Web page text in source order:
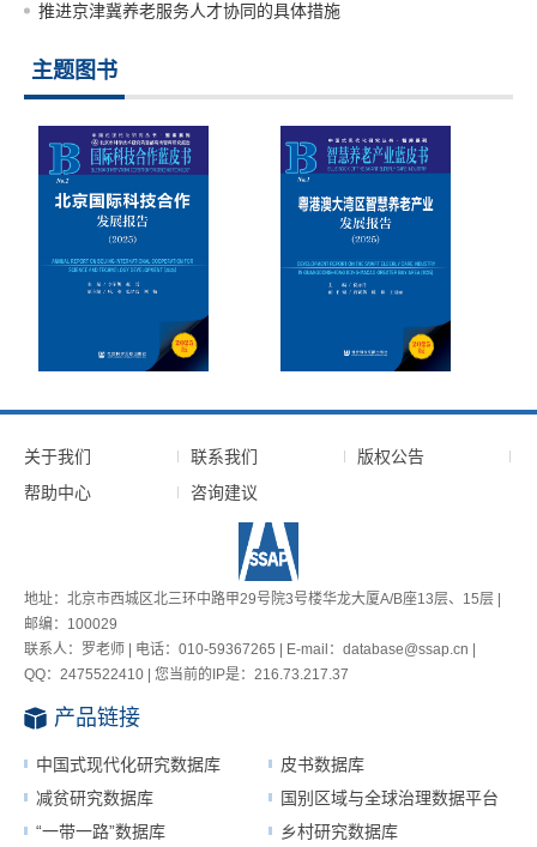
推进京津冀养老服务人才协同的具体措施
主题图书
关于我们 联系我们
版权公告
帮助中心
咨询建议
地址：北京市西城区北三环中路甲29号院3号楼华龙大厦A/B座13层、15层 |
邮编：100029
联系人：罗老师 | 电话：010-59367265 | E-mail：database@ssap.cn |
QQ：2475522410 | 您当前的IP是： 216.73.217.37
产品链接
中国式现代化研究数据库
皮书数据库
减贫研究数据库
国别区域与全球治理数据平台
“一带一路”数据库
乡村研究数据库